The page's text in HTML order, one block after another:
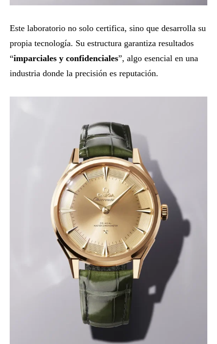
Este laboratorio no solo certifica, sino que desarrolla su
propia tecnología. Su estructura garantiza resultados
“imparciales y confidenciales”, algo esencial en una
industria donde la precisión es reputación.